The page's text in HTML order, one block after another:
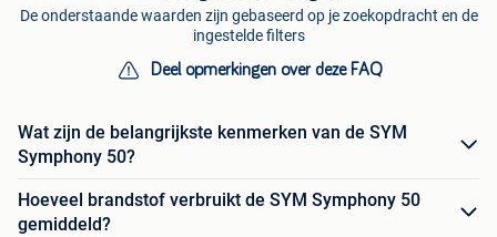
De onderstaande waarden zijn gebaseerd op je zoekopdracht en de
ingestelde filters
Deel opmerkingen over deze FAQ
Wat zijn de belangrijkste kenmerken van de SYM
Symphony 50?
Hoeveel brandstof verbruikt de SYM Symphony 50
gemiddeld?